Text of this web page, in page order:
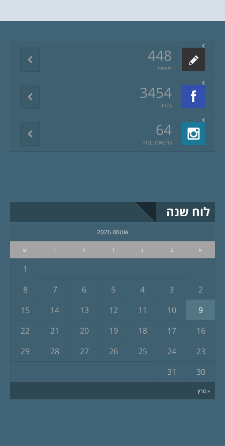
448
פוסטים
3454
LIKES
64
FOLLOWERS
לוח שנה
אוגוסט 2026
א ב ג ד ה ו ש
« מרץ
1
2
3
4
5
6
7
8
9
10
11
12
13
14
15
16
17
18
19
20
21
22
23
24
25
26
27
28
29
30
31